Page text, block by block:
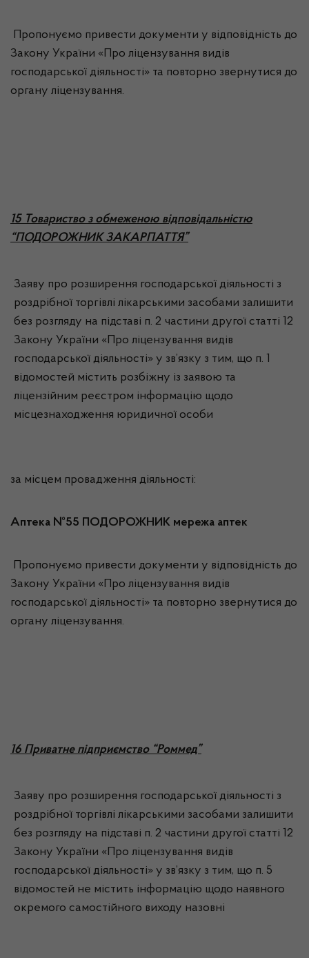
Пропонуємо привести документи у відповідність до
Закону України «Про ліцензування видів
господарської діяльності» та повторно звернутися до
органу ліцензування.
15 Товариство з обмеженою відповідальністю
“ПОДОРОЖНИК ЗАКАРПАТТЯ”
Заяву про розширення господарської діяльності з
роздрібної торгівлі лікарськими засобами залишити
без розгляду на підставі п. 2 частини другої статті 12
Закону України «Про ліцензування видів
господарської діяльності» у зв’язку з тим, що п. 1
відомостей містить розбіжну із заявою та
ліцензійним реєстром інформацію щодо
місцезнаходження юридичної особи
за місцем провадження діяльності:
Аптека №55 ПОДОРОЖНИК мережа аптек
Пропонуємо привести документи у відповідність до
Закону України «Про ліцензування видів
господарської діяльності» та повторно звернутися до
органу ліцензування.
16 Приватне підприємство “Роммед”
Заяву про розширення господарської діяльності з
роздрібної торгівлі лікарськими засобами залишити
без розгляду на підставі п. 2 частини другої статті 12
Закону України «Про ліцензування видів
господарської діяльності» у зв’язку з тим, що п. 5
відомостей не містить інформацію щодо наявного
окремого самостійного виходу назовні